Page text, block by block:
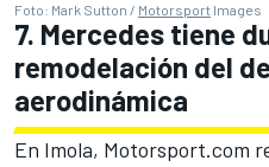
Foto: Mark Sutton / Motorsport Images
7. Mercedes tiene
remodelación del
aerodinámica
En Imola, Motorsport.com